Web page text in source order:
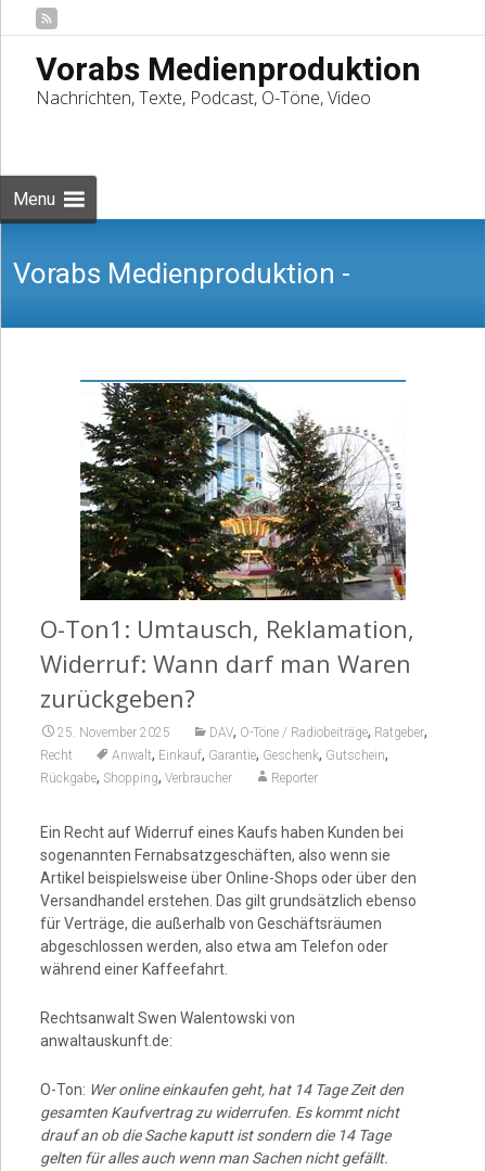
Vorabs Medienproduktion
Nachrichten, Texte, Podcast, O-Töne, Video
Menu
Vorabs Medienproduktion -
Nachrichten, Texte, Podcast, O-Töne,
Video
O-Ton1: Umtausch, Reklamation,
Widerruf: Wann darf man Waren
zurückgeben?
25. November 2025 DAV, O-Töne / Radiobeiträge, Ratgeber,
Recht Anwalt, Einkauf, Garantie, Geschenk, Gutschein,
Rückgabe, Shopping, Verbraucher Reporter
Ein Recht auf Widerruf eines Kaufs haben Kunden bei
sogenannten Fernabsatzgeschäften, also wenn sie
Artikel beispielsweise über Online-Shops oder über den
Versandhandel erstehen. Das gilt grundsätzlich ebenso
für Verträge, die außerhalb von Geschäftsräumen
abgeschlossen werden, also etwa am Telefon oder
während einer Kaffeefahrt.
Rechtsanwalt Swen Walentowski von
anwaltauskunft.de:
O-Ton: Wer online einkaufen geht, hat 14 Tage Zeit den
gesamten Kaufvertrag zu widerrufen. Es kommt nicht
drauf an ob die Sache kaputt ist sondern die 14 Tage
gelten für alles auch wenn man Sachen nicht gefällt.